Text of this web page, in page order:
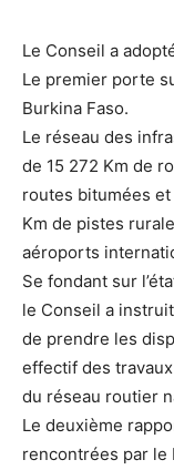
Le Conseil a
Le premier porte
Burkina Faso.
Le réseau des
de 15 272 Km de
routes bitumées et
Km de pistes
aéroports
Se fondant sur
le Conseil a
de prendre les
effectif des
du réseau routier
Le deuxième
rencontrées par le